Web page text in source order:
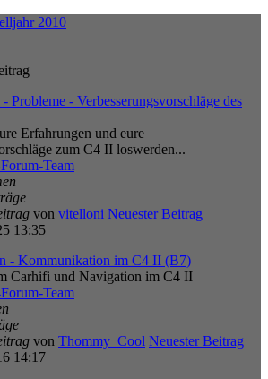
2010
Probleme - Verbesserungsvorschläge des
Erfahrungen und eure
zum C4 II loswerden...
Team
von vitelloni Neuester Beitrag
13:35
- Kommunikation im C4 II (B7)
Carhifi und Navigation im C4 II
Team
von Thommy_Cool Neuester Beitrag
14:17